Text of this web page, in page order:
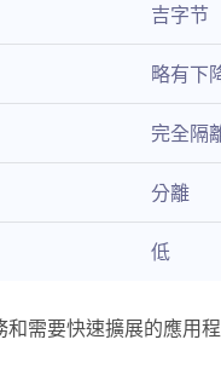
吉字节
略有下
完全隔
分離
低
需要快速擴展的應用